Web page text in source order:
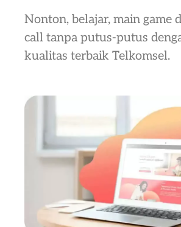
Nonton, belajar, main game
call tanpa putus-putus
kualitas terbaik Telkomsel.